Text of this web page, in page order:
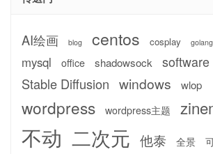
AI绘画 blog centos cosplay golang
mysql office shadowsock software
Stable Diffusion windows wlop
wordpress wordpress主题
不动 二次元 他泰 全景